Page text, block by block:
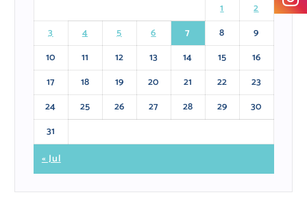
1
2
3
4 5 6 7 8
9
10
11 12 13 14 15
16
17
18 19 20 21 22
23
24
25 26 27 28 29
30
31
« Jul